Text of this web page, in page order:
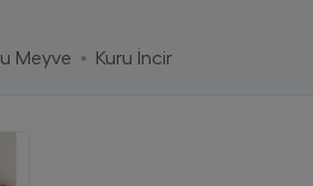
Meyve Kuru İncir